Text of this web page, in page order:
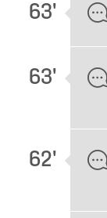
63'
63'
62'